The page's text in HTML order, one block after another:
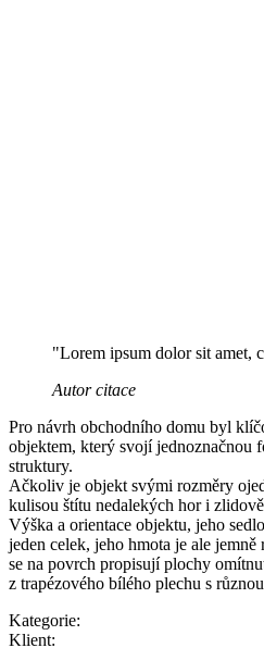
"Lorem ipsum dolor sit amet,
Autor citace
Pro návrh obchodního domu byl
objektem, který svojí jednoznačnou
struktury.
Ačkoliv je objekt svými rozměry
kulisou štítu nedalekých hor i
Výška a orientace objektu, jeho
jeden celek, jeho hmota je ale
se na povrch propisují plochy
z trapézového bílého plechu s
Kategorie:
Klient: